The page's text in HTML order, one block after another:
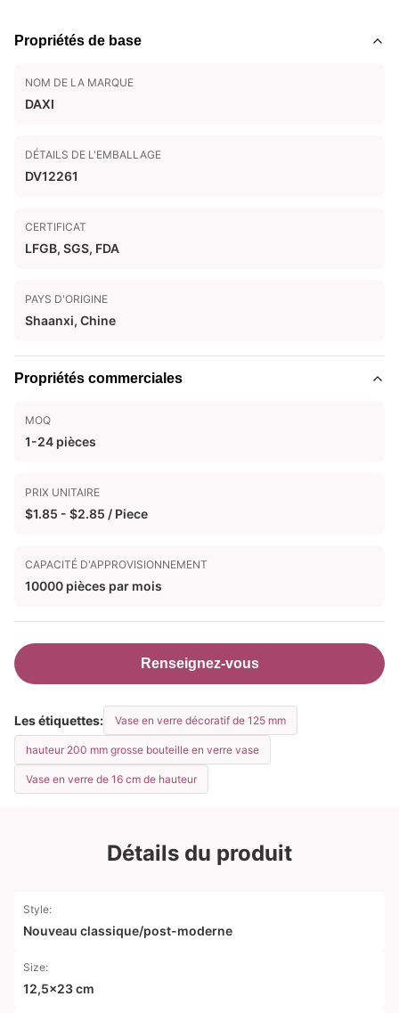
Propriétés de base
NOM DE LA MARQUE
DAXI
DÉTAILS DE L'EMBALLAGE
DV12261
CERTIFICAT
LFGB, SGS, FDA
PAYS D'ORIGINE
Shaanxi, Chine
Propriétés commerciales
MOQ
1-24 pièces
PRIX UNITAIRE
$1.85 - $2.85 / Piece
CAPACITÉ D'APPROVISIONNEMENT
10000 pièces par mois
Renseignez-vous
Les étiquettes: Vase en verre décoratif de 125 mm
hauteur 200 mm grosse bouteille en verre vase
Vase en verre de 16 cm de hauteur
Détails du produit
Style:
Nouveau classique/post-moderne
Size:
12,5x23 cm